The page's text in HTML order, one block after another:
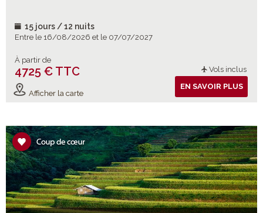
15 jours / 12 nuits
Entre le 16/08/2026 et le 07/07/2027
À partir de
4725 € TTC Vols inclus
Afficher la carte
EN SAVOIR PLUS